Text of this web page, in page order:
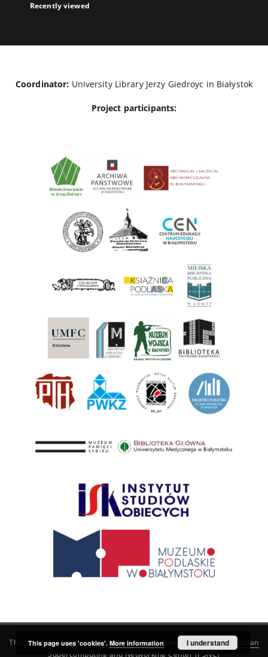
Recently viewed
Coordinator: University Library Jerzy Giedroyc in Białystok
Project participants:
This service runs onDInGO dLibra 6.3.21software created by
Poznan
Supercomputing and Networking Center (PSNC)
This page uses 'cookies'. More information I understand